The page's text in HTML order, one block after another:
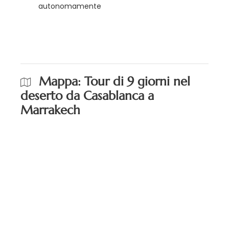
autonomamente
Mappa: Tour di 9 giorni nel
deserto da Casablanca a
Marrakech